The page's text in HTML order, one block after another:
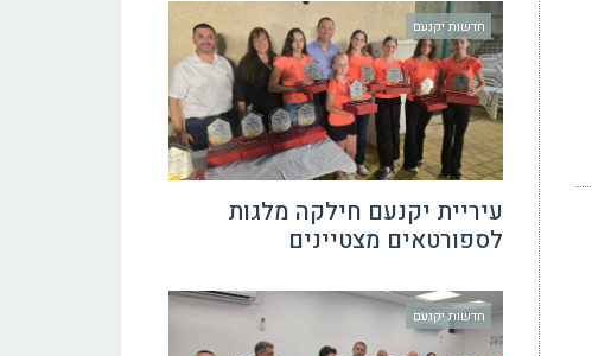
חדשות יקנעם
עיריית יקנעם חילקה מלגות
לספורטאים מצטיינים
חדשות יקנעם